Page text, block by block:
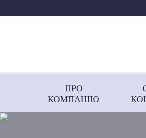
ПРО
КОМПАНІЮ